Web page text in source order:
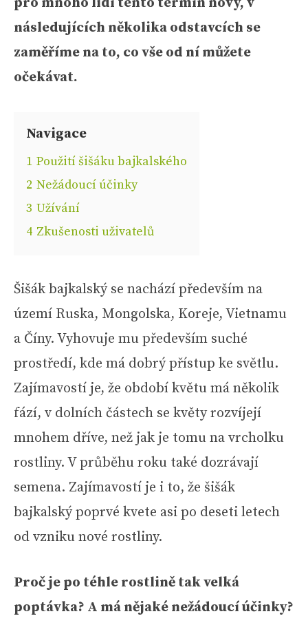
následujících několika odstavcích se
zaměříme na to, co vše od ní můžete
očekávat.
Navigace
1 Použití šišáku bajkalského
2 Nežádoucí účinky
3 Užívání
4 Zkušenosti uživatelů
Šišák bajkalský se nachází především na
území Ruska, Mongolska, Koreje, Vietnamu
a Číny. Vyhovuje mu především suché
prostředí, kde má dobrý přístup ke světlu.
Zajímavostí je, že období květu má několik
fází, v dolních částech se květy rozvíjejí
mnohem dříve, než jak je tomu na vrcholku
rostliny. V průběhu roku také dozrávají
semena. Zajímavostí je i to, že šišák
bajkalský poprvé kvete asi po deseti letech
od vzniku nové rostliny.
Proč je po téhle rostlině tak velká
poptávka? A má nějaké nežádoucí účinky?